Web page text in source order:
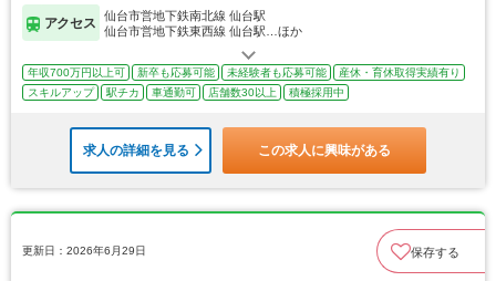
アクセス
仙台市営地下鉄南北線 仙台駅
仙台市営地下鉄東西線 仙台駅…ほか
年収700万円以上可 新卒も応募可能 未経験者も応募可能
産休・育休取得実績有り
スキルアップ
駅チカ 車通勤可 店舗数30以上 積極採用中
求人の詳細を見る この求人に興味がある
更新日：2026年6月29日 保存する